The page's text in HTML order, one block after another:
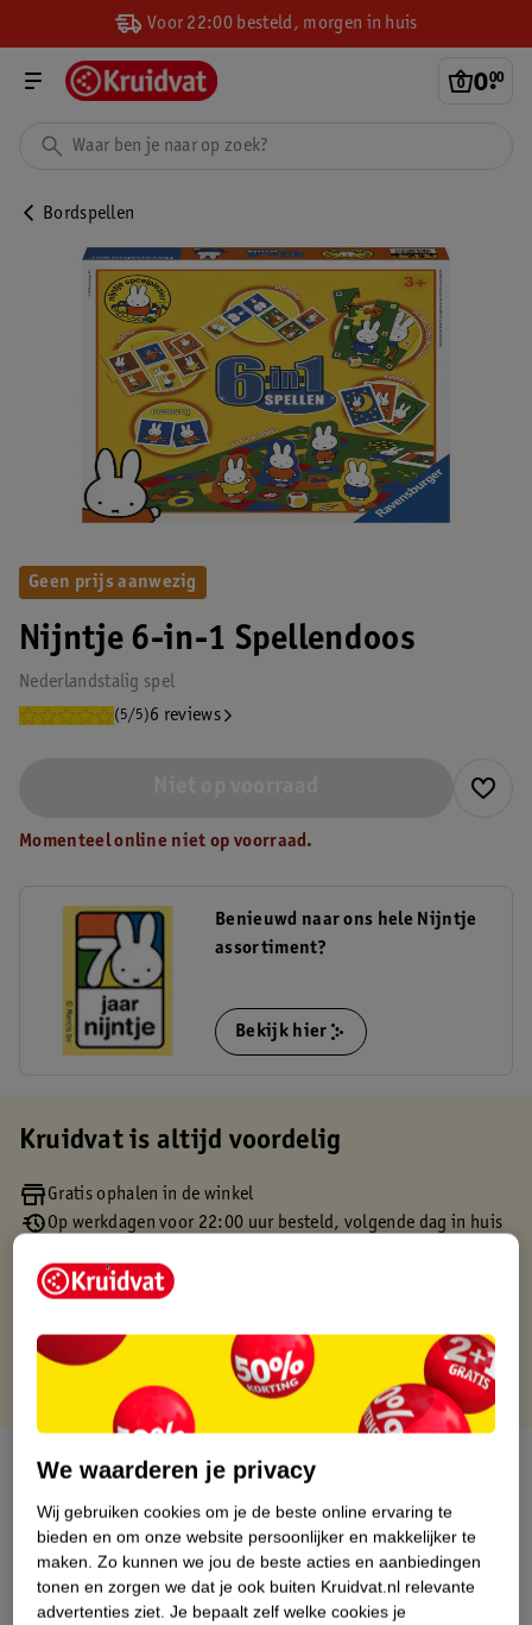
Voor 22:00 besteld, morgen in huis
0.
00
Bordspellen
Nijntje 6-in-1 Spellendoos
Nederlandstalig spel
(5/5)6 reviews
Geen prijs aanwezig
Momenteel online niet op voorraad.
Benieuwd naar ons hele Nijntje
assortiment?
Bekijk hier
Kruidvat is altijd voordelig
Gratis ophalen in de winkel
Op werkdagen voor 22:00 uur besteld, volgende dag in huis
Gratis retourneren binnen 30 dagen
Over dit product
Productinformatie
Etiketinformatie
We waarderen je privacy
Wij gebruiken cookies om je de beste online ervaring te
bieden en om onze website persoonlijker en makkelijker te
maken. Zo kunnen we jou de beste acties en aanbiedingen
tonen en zorgen we dat je ook buiten Kruidvat.nl relevante
advertenties ziet. Je bepaalt zelf welke cookies je